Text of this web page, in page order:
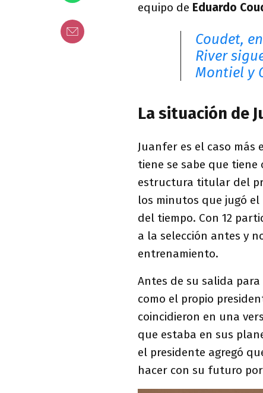
equipo de Eduardo
Coudet,
River
Montiel y
La situación de
Juanfer es el caso
tiene se sabe que
estructura titular del
los minutos que jugó el
del tiempo. Con 12
a la selección antes y
entrenamiento.
Antes de su salida
como el propio
coincidieron en una
que estaba en sus
el presidente agregó
hacer con su futuro